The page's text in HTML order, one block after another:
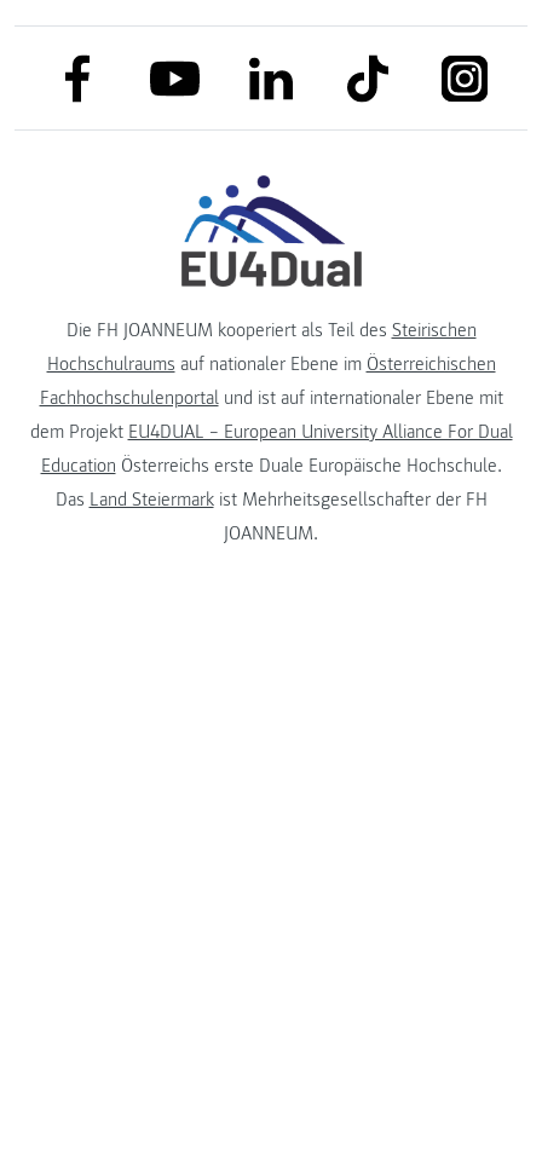
link to facebooklink to youtubelink to linkedinlink to tiktok link to
Die FH JOANNEUM kooperiert als Teil des Steirischen
Hochschulraums auf nationaler Ebene im Österreichischen
Fachhochschulenportalund ist auf internationaler Ebene mit
dem Projekt EU4DUAL – European University Alliance For Dual
Education Österreichs erste Duale Europäische Hochschule.
Das Land Steiermarkist Mehrheitsgesellschafter der FH
JOANNEUM.